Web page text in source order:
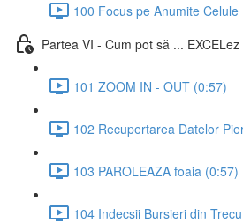
100 Focus pe Anumite Celule
Partea VI - Cum pot să ...
101 ZOOM IN - OUT (0:57)
102 Recupertarea Datelor
103 PAROLEAZA foaia (0:57)
104 Indecsii Bursieri din